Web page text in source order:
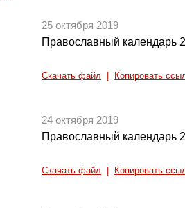
25 октября 2019
Православный календарь
Скачать файл Копировать
24 октября 2019
Православный календарь
Скачать файл Копировать